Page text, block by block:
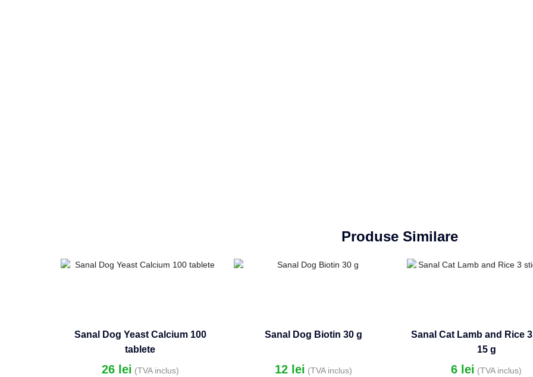
Produse Similare
Sanal Dog Yeast Calcium 100
tablete
26 lei (TVA inclus)
Sanal Dog Biotin 30 g
12 lei (TVA inclus)
Sanal Cat Lamb and Rice
15 g
6 lei (TVA inclus)